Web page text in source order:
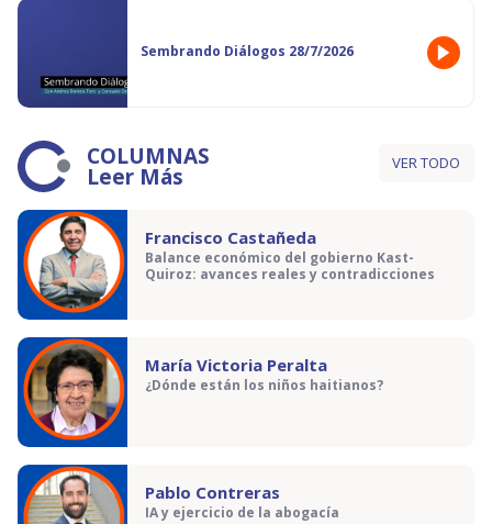
Sembrando Diálogos 28/7/2026
COLUMNAS
Leer Más VER TODO
Francisco Castañeda
Balance económico del gobierno Kast-
Quiroz: avances reales y contradicciones
María Victoria Peralta
¿Dónde están los niños haitianos?
Pablo Contreras
IA y ejercicio de la abogacía